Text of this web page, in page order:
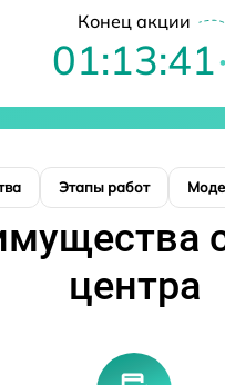
Конец акции
01:13:40
Этапы работ
центра